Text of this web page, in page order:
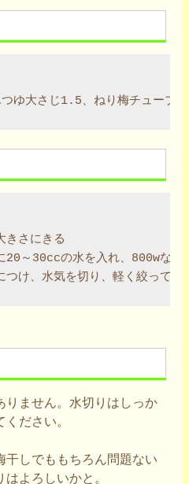
ゆ大さじ1.5、ねり梅チューブ
きさにきる
20～30ccの水を入れ、800wなら
け、水気を切り、軽く絞って
りません。水切りはしっか
ださい。
干しでももちろん問題ない
よろしいかと。